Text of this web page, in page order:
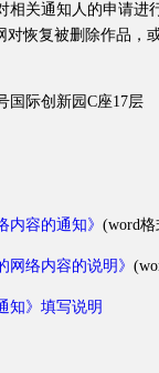
关通知人的申请进
恢复被删除作品
际创新园C座17层
内容的通知》(word
网络内容的说明》
知》填写说明